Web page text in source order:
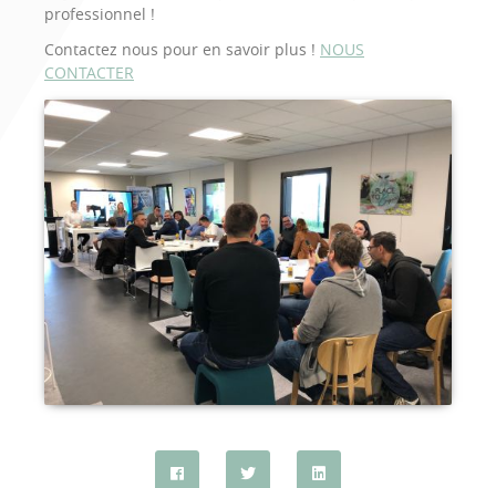
professionnel !
Contactez nous pour en savoir plus ! NOUS
CONTACTER